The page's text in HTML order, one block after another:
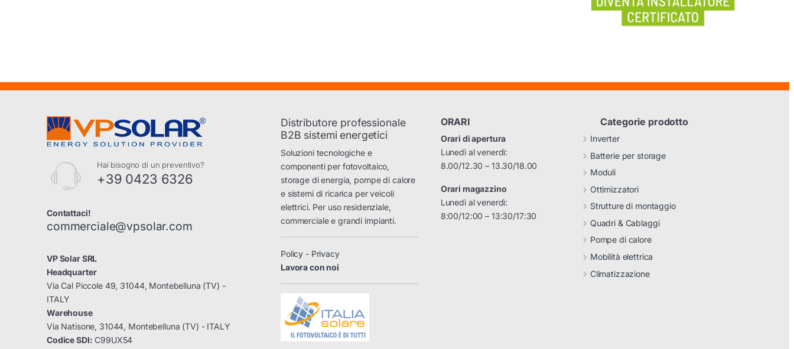
Hai bisogno di un preventivo?
+39 0423 6326
Contattaci!
commerciale@vpsolar.com
VP Solar SRL
Headquarter
Via Cal Piccole 49, 31044, Montebelluna (TV) -
ITALY
Warehouse
Via Natisone, 31044, Montebelluna (TV) - ITALY
Codice SDI: C99UX54
Distributore professionale
B2B sistemi energetici
Soluzioni tecnologiche e
componenti per fotovoltaico,
storage di energia, pompe di calore
e sistemi di ricarica per veicoli
elettrici. Per uso residenziale,
commerciale e grandi impianti.
Policy - Privacy
Lavora con noi
ORARI
Orari di apertura
Lunedì al venerdì:
8.00/12.30 – 13.30/18.00
Orari magazzino
Lunedì al venerdì:
8:00/12:00 – 13:30/17:30
Categorie prodotto
Inverter
Batterie per storage
Moduli
Ottimizzatori
Strutture di montaggio
Quadri & Cablaggi
Pompe di calore
Mobilità elettrica
Climatizzazione